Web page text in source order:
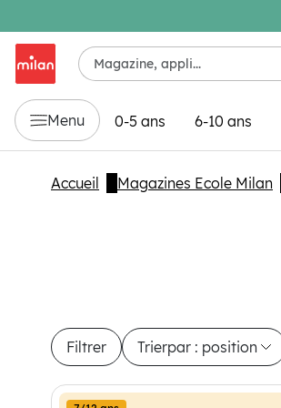
Menu 0-5 ans 6-10 ans
Accueil Magazines Ecole Milan
Filtrer Trierpar : position
6 produits disponibles